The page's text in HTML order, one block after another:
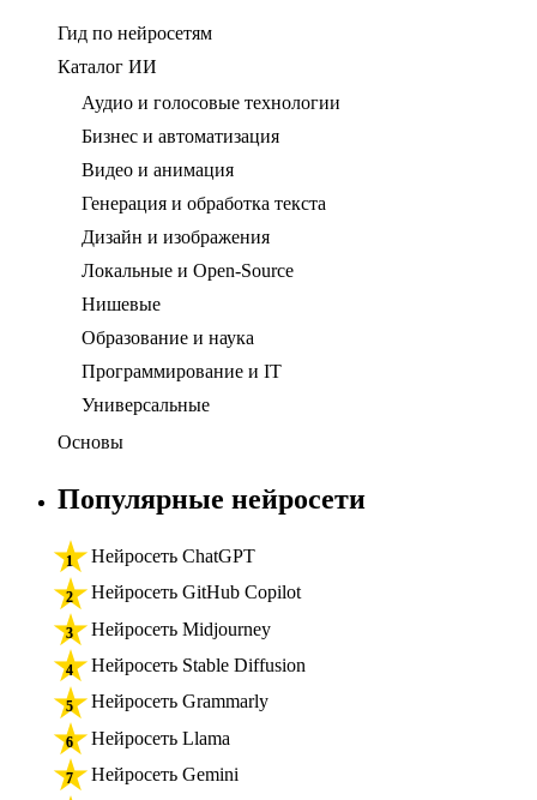
Гид по нейросетям
Каталог ИИ
Аудио и голосовые технологии
Бизнес и автоматизация
Видео и анимация
Генерация и обработка текста
Дизайн и изображения
Локальные и Open-Source
Нишевые
Образование и наука
Программирование и IT
Универсальные
Основы
Популярные нейросети
Нейросеть ChatGPT
Нейросеть GitHub Copilot
Нейросеть Midjourney
Нейросеть Stable Diffusion
Нейросеть Grammarly
Нейросеть Llama
Нейросеть Gemini